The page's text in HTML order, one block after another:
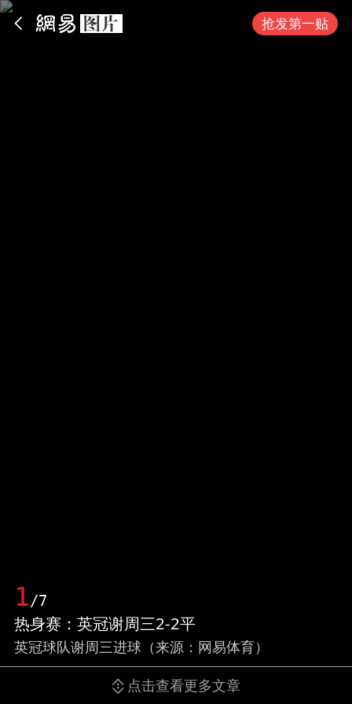
抢发第一贴
1/7
热身赛：英冠谢周三2-2平
英冠球队谢周三进球（来源：网易体育）
点击查看更多文章
App内打开